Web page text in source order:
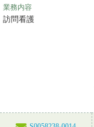
業務内容
訪問看護